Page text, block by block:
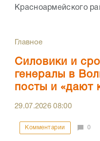
Красноармейского
Главное
Силовики и
генералы в
посты и «дают
29.07.202608:00
Комментарии 0